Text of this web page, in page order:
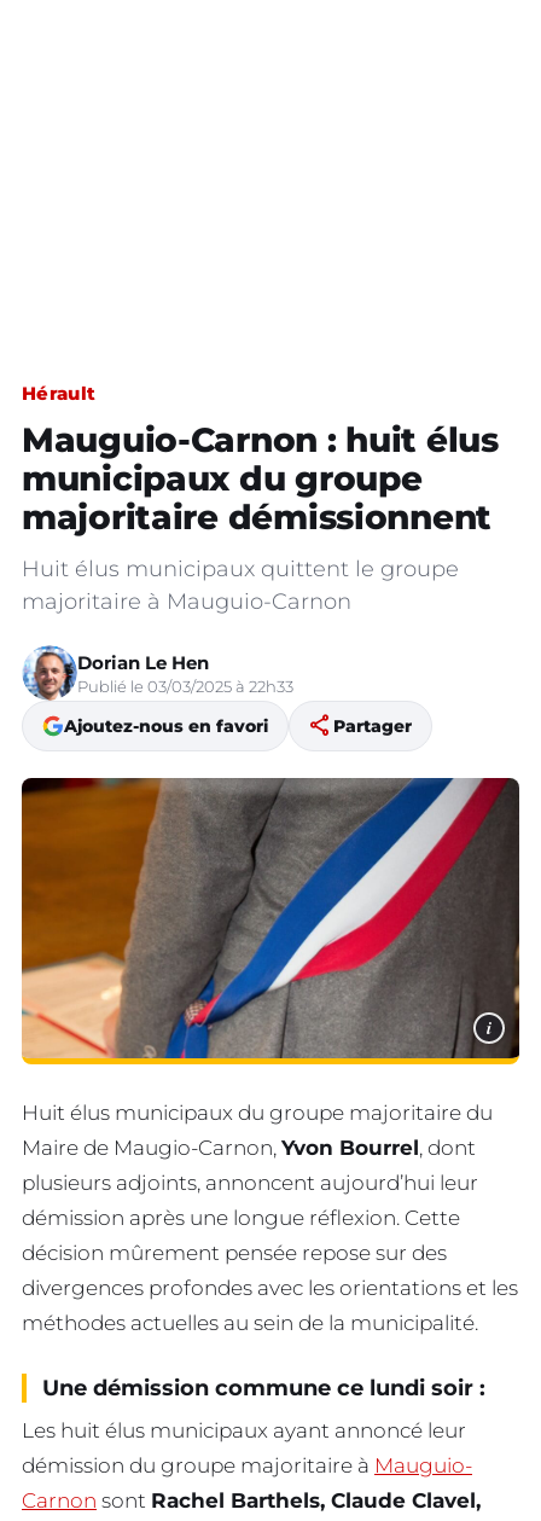
Hérault
Mauguio-Carnon : huit élus
municipaux du groupe
majoritaire démissionnent
Huit élus municipaux quittent le groupe
majoritaire à Mauguio-Carnon
Dorian Le Hen
Publié le 03/03/2025 à 22h33
Ajoutez-nous en favori share Partager
i
Huit élus municipaux du groupe majoritaire du
Maire de Maugio-Carnon, Yvon Bourrel, dont
plusieurs adjoints, annoncent aujourd’hui leur
démission après une longue réflexion. Cette
décision mûrement pensée repose sur des
divergences profondes avec les orientations et les
méthodes actuelles au sein de la municipalité.
Une démission commune ce lundi soir :
Les huit élus municipaux ayant annoncé leur
démission du groupe majoritaire à Mauguio-
Carnon sont Rachel Barthels, Claude Clavel,